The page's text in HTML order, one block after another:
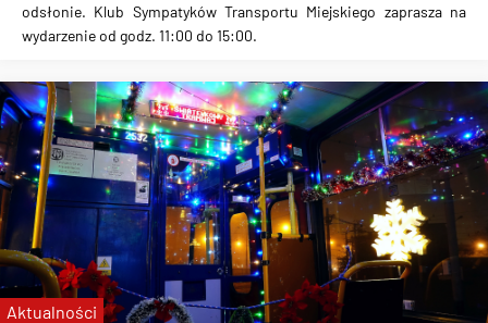
odsłonie. Klub Sympatyków Transportu Miejskiego zaprasza na
wydarzenie od godz. 11:00 do 15:00.
Aktualności